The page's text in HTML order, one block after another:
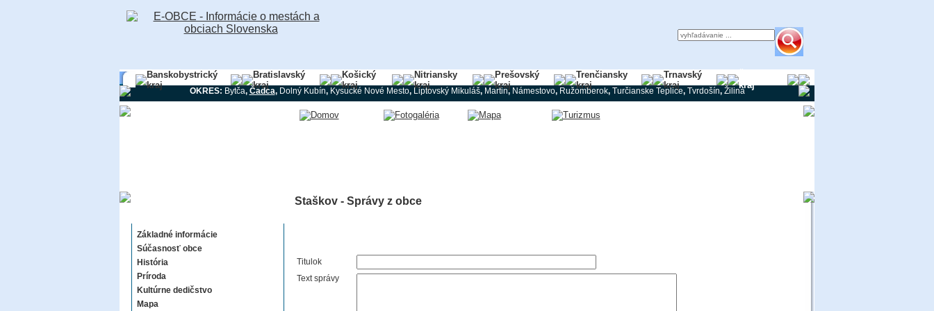
Banskobystrický
kraj
Bratislavský
kraj
Košický
kraj
Nitriansky
kraj
Prešovský
kraj
Trenčiansky
kraj
Trnavský
kraj
kraj
OKRES: Bytča, Čadca, Dolný Kubín, Kysucké Nové Mesto, Liptovský Mikuláš, Martin, Námestovo, Ružomberok, Turčianske Teplice, Tvrdošín, Žilina
Základné informácie
Súčasnosť obce
História
Príroda
Kultúrne dedičstvo
Mapa
Staškov - Správy z obce
Titulok
Text správy